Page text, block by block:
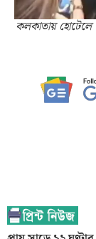
কলকাতায় হোটেলে